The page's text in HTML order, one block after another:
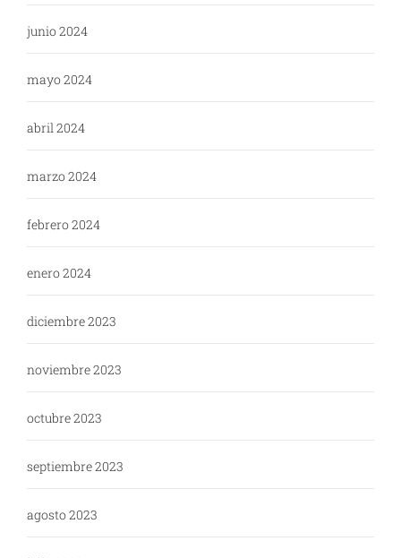
junio 2024
mayo 2024
abril 2024
marzo 2024
febrero 2024
enero 2024
diciembre 2023
noviembre 2023
octubre 2023
septiembre 2023
agosto 2023